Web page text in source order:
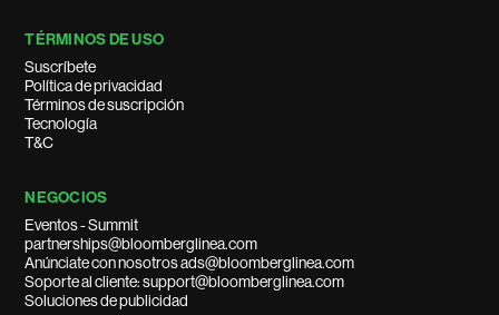
TÉRMINOS DE USO
Suscríbete
Política de privacidad
Términos de suscripción
Tecnología
T&C
NEGOCIOS
Eventos - Summit
partnerships@bloomberglinea.com
Anúnciate con nosotros ads@bloomberglinea.com
Soporte al cliente: support@bloomberglinea.com
Soluciones de publicidad